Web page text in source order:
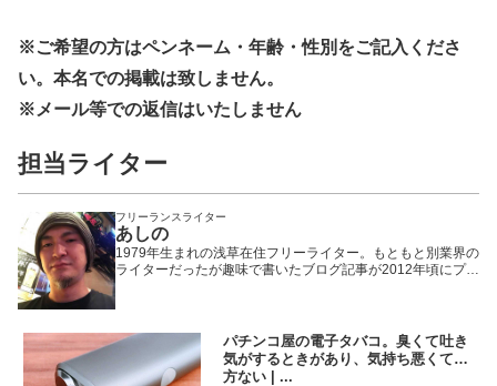
※ご希望の方はペンネーム・年齢・性別 をご記入くださ
い。本名での掲載は致しません。
※メール等での返信はいたしません
担当ライター
フリーランスライター
あしの
1979年生まれの浅草在住フリーライター。もともと別業界の
ライターだったが趣味で書いたブログ記事が2012年頃にプチ
トーにしているため記事の内容もそっち方面が多め。
パチンコ屋の電子タバコ。臭くて吐き
気がするときがあり、気持ち悪くて仕
方ない | ...